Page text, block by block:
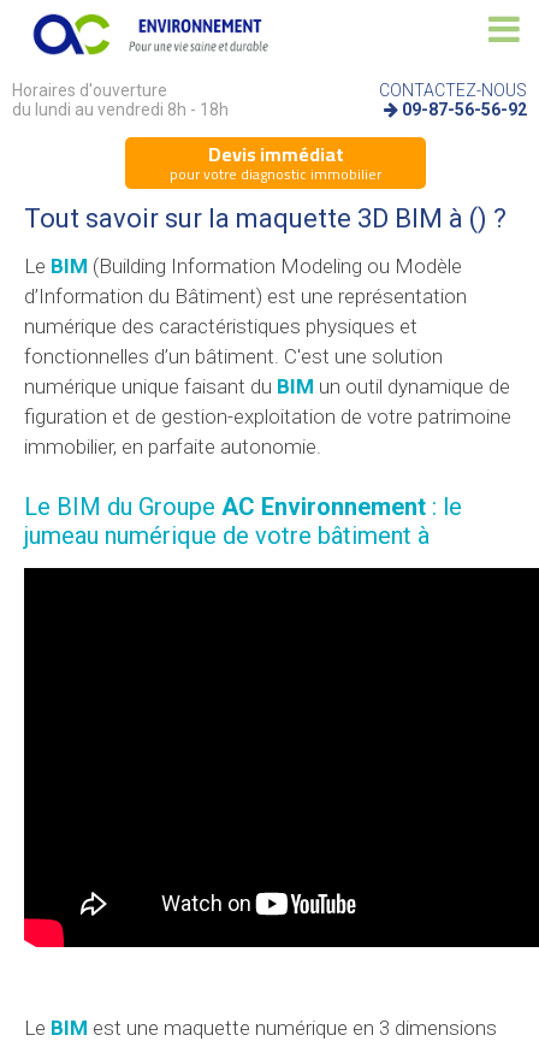
Horaires d'ouverture
du lundi au vendredi 8h - 18h
CONTACTEZ-NOUS
09-87-56-56-92
Devis immédiat
pour votre diagnostic immobilier
Tout savoir sur la maquette 3D BIM à () ?
Le BIM (Building Information Modeling ou Modèle
d’Information du Bâtiment) est une représentation
numérique des caractéristiques physiques et
fonctionnelles d’un bâtiment. C'est une solution
numérique unique faisant du BIM un outil dynamique de
figuration et de gestion-exploitation de votre patrimoine
immobilier, en parfaite autonomie.
Le BIM du Groupe AC Environnement : le
jumeau numérique de votre bâtiment à
Le BIM est une maquette numérique en 3 dimensions